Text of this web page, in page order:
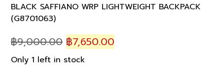
BLACK SAFFIANO WRP LIGHTWEIGHT BACKPACK
(G8701063)
฿9,000.00 Original
price
฿7,650.00
Only 1 left in stock